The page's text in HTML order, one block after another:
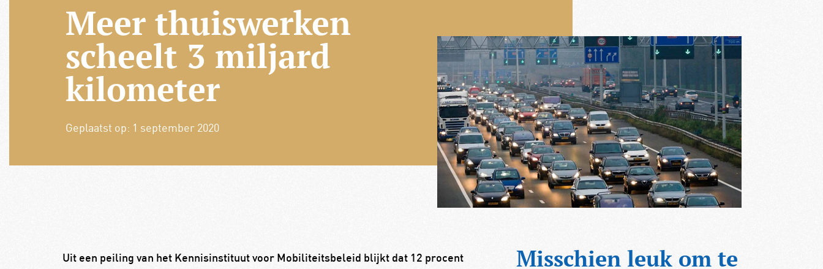
Meer thuiswerken
scheelt 3 miljard
kilometer
Geplaatst op: 1 september 2020
Uit een peiling van het Kennisinstituut voor Mobiliteitsbeleid blijkt dat 12 procent Misschien leuk om te